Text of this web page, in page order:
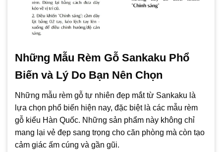
Những Mẫu Rèm Gỗ Sankaku Phổ
Biến và Lý Do Bạn Nên Chọn
Những mẫu rèm gỗ tự nhiên đẹp mắt từ Sankaku là
lựa chọn phổ biến hiện nay, đặc biệt là các mẫu rèm
gỗ kiểu Hàn Quốc. Những sản phẩm này không chỉ
mang lại vẻ đẹp sang trọng cho căn phòng mà còn tạo
cảm giác ấm cúng và gần gũi.